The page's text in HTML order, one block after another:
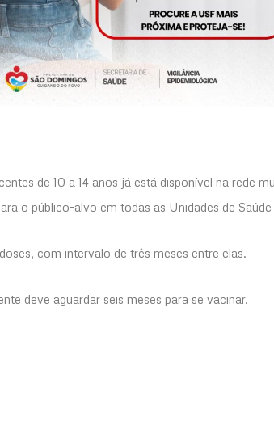
de 10 a 14 anos já está disponível na rede
o público-alvo em todas as Unidades de
com intervalo de três meses entre elas.
deve aguardar seis meses para se vacinar.